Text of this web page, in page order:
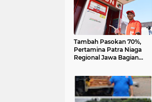
Tambah Pasokan 70%,
Pertamina Patra Niaga
Regional Jawa Bagian